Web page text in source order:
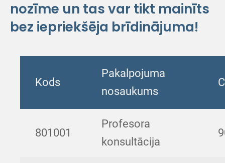
nozīme un tas var tikt mainīts
bez iepriekšēja brīdinājuma!
Kods
Pakalpojuma
nosaukums
801001
Profesora
konsultācija